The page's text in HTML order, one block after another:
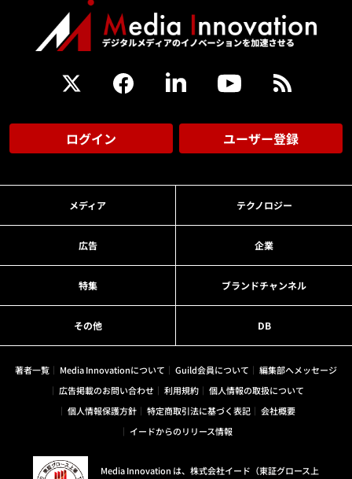
ログイン ユーザー登録
メディア テクノロジー
広告 企業
特集 ブランドチャンネル
その他 DB
著者一覧 Media Innovationについて Guild会員について
編集部へメッセージ
広告掲載のお問い合わせ
利用規約
個人情報の取扱について
個人情報保護方針
特定商取引法に基づく表記
会社概要
イードからのリリース情報
Media Innovation は、株式会社イード（東証グロース上